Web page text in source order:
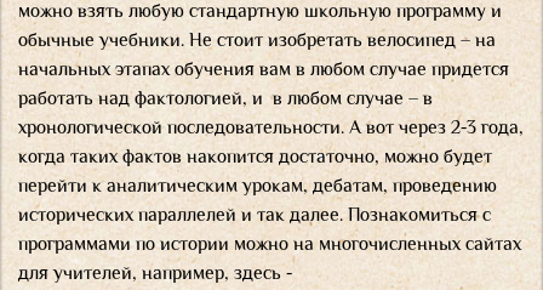
можно взять любую стандартную школьную программу и
обычные учебники. Не стоит изобретать велосипед – на
начальных этапах обучения вам в любом случае придется
работать над фактологией, и в любом случае – в
хронологической последовательности. А вот через 2-3 года,
когда таких фактов накопится достаточно, можно будет
перейти к аналитическим урокам, дебатам, проведению
исторических параллелей и так далее. Познакомиться с
программами по истории можно на многочисленных сайтах
для учителей, например, здесь -